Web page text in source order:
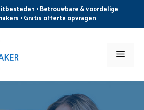
• Betrouwbare & voordelige
• Gratis offerte opvragen
Menu